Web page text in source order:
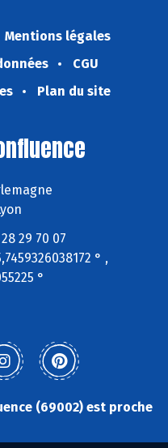
Mentions légales
CGU
Plan du site
29 70 07
° ,
°
(69002) est proche